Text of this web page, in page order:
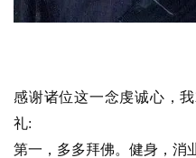
感谢诸位这一念虔诚心，
礼:
第一，多多拜佛。健身，消